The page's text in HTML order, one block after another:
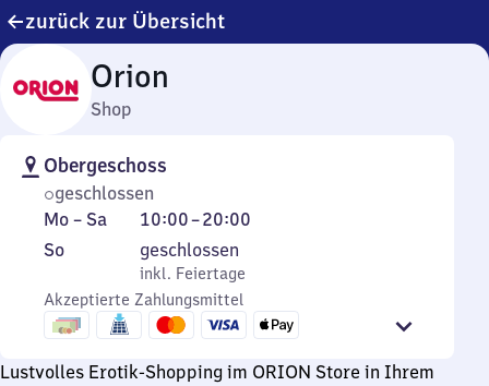
zurück zur Übersicht
Orion
Shop
Obergeschoss
geschlossen
Montag
bis
Mo – Sa 10:00–20:00
Von
10
Uhr
bis
20
Sonntag
So,
inkl. Feiertage
geschlossen
inkl. Feiertage
Akzeptierte Zahlungsmittel
Lustvolles Erotik-Shopping im ORION Store in Ihrem